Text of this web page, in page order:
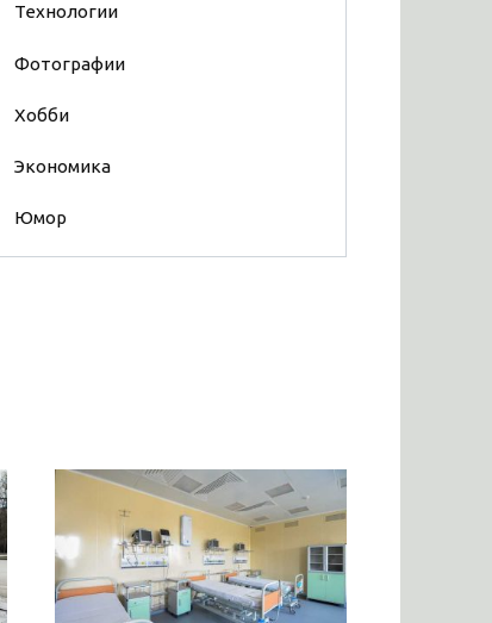
Технологии
Фотографии
Хобби
Экономика
Юмор